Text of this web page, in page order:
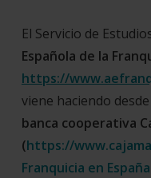
El Servicio de
Española de la
https://
viene haciendo
banca cooperativa
(https://
Franquicia en España